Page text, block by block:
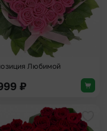
Любимой
₽
избранное